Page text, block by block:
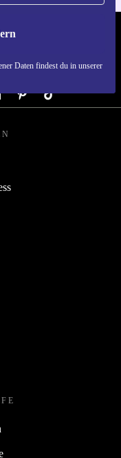
Daten findest du in unserer
RETHINK NEW.